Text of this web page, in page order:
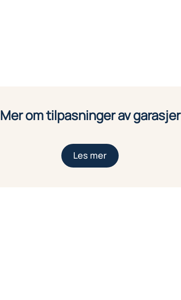
Mer om tilpasninger av garasjer
Les mer